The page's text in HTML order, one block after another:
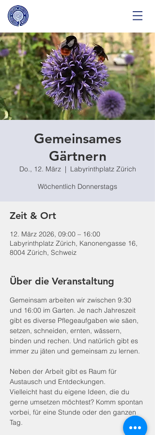
Gemeinsames
Gärtnern
Do., 12. März
  |
Labyrinthplatz Zürich
Wöchentlich Donnerstags
Zeit & Ort
12. März 2026, 09:00 – 16:00
Labyrinthplatz Zürich, Kanonengasse 16,
8004 Zürich, Schweiz
Über die Veranstaltung
Gemeinsam arbeiten wir zwischen 9:30
und 16:00 im Garten. Je nach Jahreszeit
gibt es diverse Pflegeaufgaben wie säen,
setzen, schneiden, ernten, wässern,
binden und rechen. Und natürlich gibt es
immer zu jäten und gemeinsam zu lernen.
Neben der Arbeit gibt es Raum für
Austausch und Entdeckungen.
Vielleicht hast du eigene Ideen, die du
gerne umsetzen möchtest? Komm spontan
vorbei, für eine Stunde oder den ganzen
Tag.